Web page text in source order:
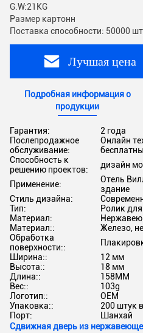
G.W:21KG
Размер картонн
Поставка способности: 50000
Лучшая цена
Подробная информация о
продукции
Гарантия:
2 года
Послепродажное
обслуживание:
Онлайн
Способность к
решению проектов:
дизайн
Применение:
Отель
здание
Стиль дизайна:
Тип:
Ролик
Материал:
Материал::
Железо,
Обработка
поверхности::
Ширина::
12 мм
Высота::
18 мм
Длина::
158MM
Вес::
103g
Логотип::
OEM
Упаковка::
200 штук
Порт:
Шанхай
Сдвижная дверь из